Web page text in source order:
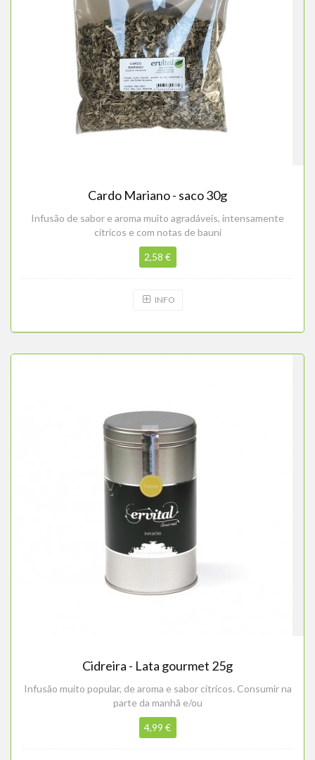
Cardo Mariano - saco 30g
Infusão de sabor e aroma muito agradáveis, intensamente
cítricos e com notas de bauni
2,58 €
INFO
Cidreira - Lata gourmet 25g
Infusão muito popular, de aroma e sabor cítricos. Consumir na
parte da manhã e/ou
4,99 €